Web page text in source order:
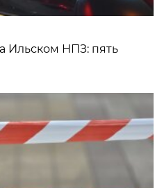
Ильском НПЗ: пять